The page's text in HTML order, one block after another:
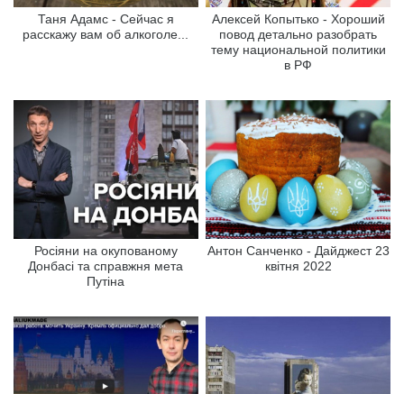
Таня Адамс - Сейчас я
расскажу вам об алкоголе...
Алексей Копытько - Хороший
повод детально разобрать
тему национальной политики
в РФ
Росіяни на окупованому
Донбасі та справжня мета
Путіна
Антон Санченко - Дайджест 23
квітня 2022